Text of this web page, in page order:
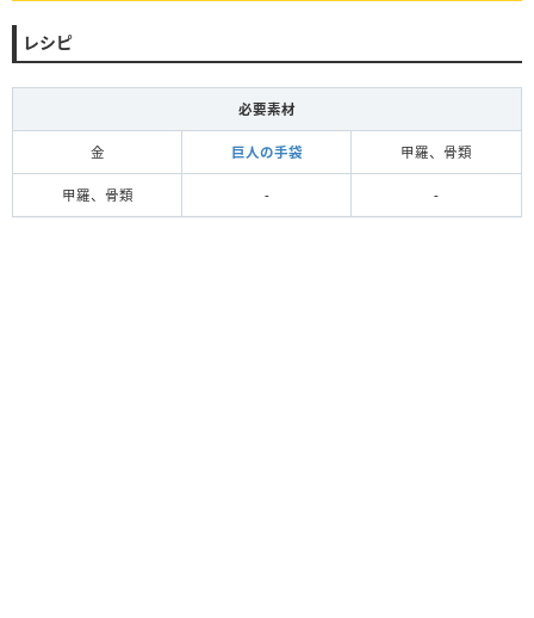
レシピ
必要素材
金 巨人の手袋 甲羅、骨類
甲羅、骨類 - -